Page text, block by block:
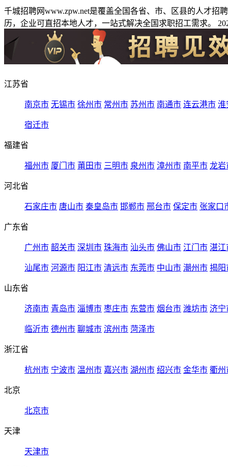
千城招聘网www.zpw.net是覆盖全国各省、市、区县的人才
历，企业可直招本地人才，一站式解决全国求职招工需求。
江苏省
南京市 无锡市 徐州市 常州市 苏州市 南通市 连云港市 淮
宿迁市
福建省
福州市 厦门市 莆田市 三明市 泉州市 漳州市 南平市 龙岩
河北省
石家庄市 唐山市 秦皇岛市 邯郸市 邢台市 保定市 张家口
广东省
广州市 韶关市 深圳市 珠海市 汕头市 佛山市 江门市 湛江
汕尾市 河源市 阳江市 清远市 东莞市 中山市 潮州市 揭阳
山东省
济南市 青岛市 淄博市 枣庄市 东营市 烟台市 潍坊市 济宁
临沂市 德州市 聊城市 滨州市 菏泽市
浙江省
杭州市 宁波市 温州市 嘉兴市 湖州市 绍兴市 金华市 衢州
北京
北京市
天津
天津市